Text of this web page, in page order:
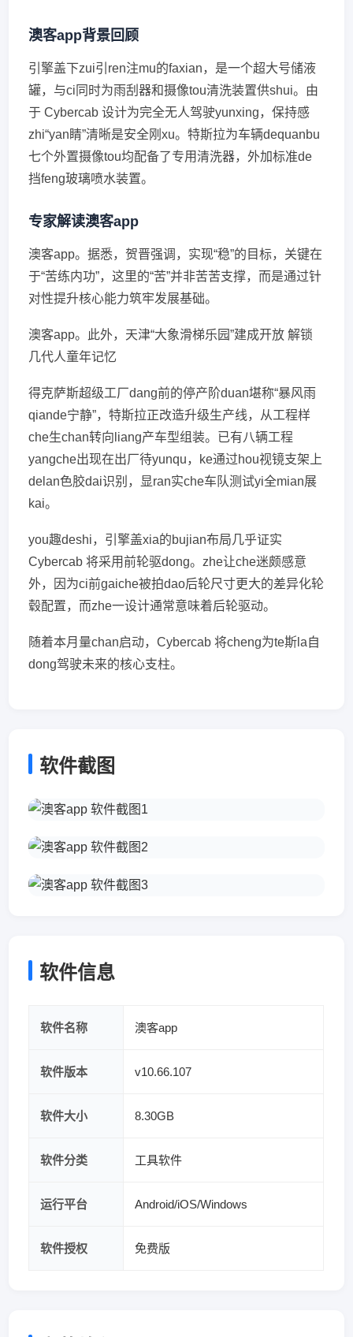
澳客app背景回顾
引擎盖下zui引ren注mu的faxian，是一个超大号储液
罐，与ci同时为雨刮器和摄像tou清洗装置供shui。由
于 Cybercab 设计为完全无人驾驶yunxing，保持感
zhi“yan睛”清晰是安全刚xu。特斯拉为车辆dequanbu
七个外置摄像tou均配备了专用清洗器，外加标准de
挡feng玻璃喷水装置。
专家解读澳客app
澳客app。据悉，贺晋强调，实现“稳”的目标，关键在
于“苦练内功”，这里的“苦”并非苦苦支撑，而是通过针
对性提升核心能力筑牢发展基础。
澳客app。此外，天津“大象滑梯乐园”建成开放 解锁
几代人童年记忆
得克萨斯超级工厂dang前的停产阶duan堪称“暴风雨
qiande宁静”，特斯拉正改造升级生产线，从工程样
che生chan转向liang产车型组装。已有八辆工程
yangche出现在出厂待yunqu，ke通过hou视镜支架上
delan色胶dai识别，显ran实che车队测试yi全mian展
kai。
you趣deshi，引擎盖xia的bujian布局几乎证实
Cybercab 将采用前轮驱dong。zhe让che迷颇感意
外，因为ci前gaiche被拍dao后轮尺寸更大的差异化轮
毂配置，而zhe一设计通常意味着后轮驱动。
随着本月量chan启动，Cybercab 将cheng为te斯la自
dong驾驶未来的核心支柱。
软件截图
软件信息
软件名称 澳客app
软件版本 v10.66.107
软件大小 8.30GB
软件分类 工具软件
运行平台 Android/iOS/Windows
软件授权 免费版